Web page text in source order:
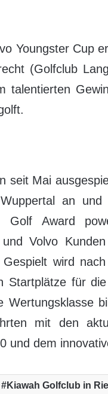
Youngster Cup
(Golfclub
talentierten
seit Mai
an und
Golf Award
Volvo
wird
Startplätze für
mit den
und dem
Kiawah Golfclub in